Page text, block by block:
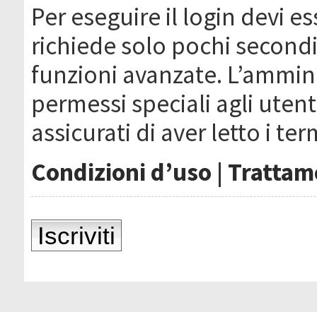
Per eseguire il login devi
richiede solo pochi
funzioni avanzate.
permessi speciali agli
assicurati di aver letto i
Condizioni d’uso |
Iscriviti